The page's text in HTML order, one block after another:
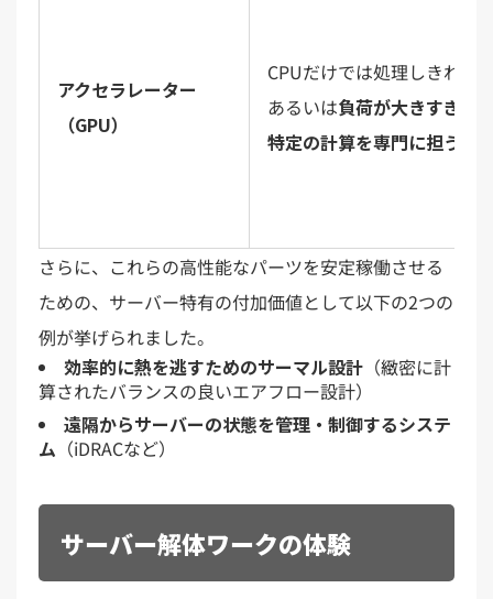
アクセラレーター
（GPU）
CPUだけでは処理しきれな
あるいは負荷が大きすぎる
特定の計算を専門に担う
さらに、これらの高性能なパーツを安定稼働させる
ための、サーバー特有の付加価値として以下の2つの
例が挙げられました。
効率的に熱を逃すためのサーマル設計 （緻密に計
算されたバランスの良いエアフロー設計）
遠隔からサーバーの状態を管理・制御するシステ
ム （iDRACなど）
サーバー解体ワークの体験